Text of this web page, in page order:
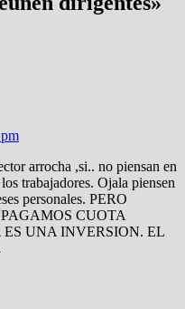
arrocha ,si.. no piensan en
trabajadores. Ojala piensen
personales. PERO
CUOTA
UNA INVERSION. EL